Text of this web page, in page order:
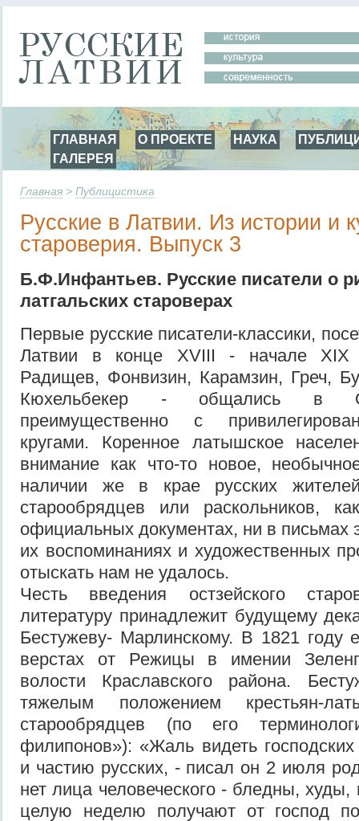
ГЛАВНАЯ О ПРОЕКТЕ НАУКА
ГАЛЕРЕЯ
Главная > Публицистика
Русские в Латвии. Из истории и
староверия. Выпуск 3
Б.Ф.Инфантьев. Русские писатели о
латгальских староверах
Первые русские писатели-классики,
Латвии в конце XVIII - начале XIX
Радищев, Фонвизин, Карамзин, Греч,
Кюхельбекер - общались в
преимущественно с
кругами. Коренное латышское
внимание как что-то новое,
наличии же в крае русских
старообрядцев или раскольников,
официальных документах, ни в письмах
их воспоминаниях и художественных
отыскать нам не удалось.
Честь введения остзейского
литературу принадлежит будущему
Бестужеву- Марлинскому. В 1821 году
верстах от Режицы в имении
волости Краславского района.
тяжелым положением крестьян-
старообрядцев (по его
филипонов»): «Жаль видеть
и частию русских, - писал он 2 июля
нет лица человеческого - бледны,
целую неделю получают от господ